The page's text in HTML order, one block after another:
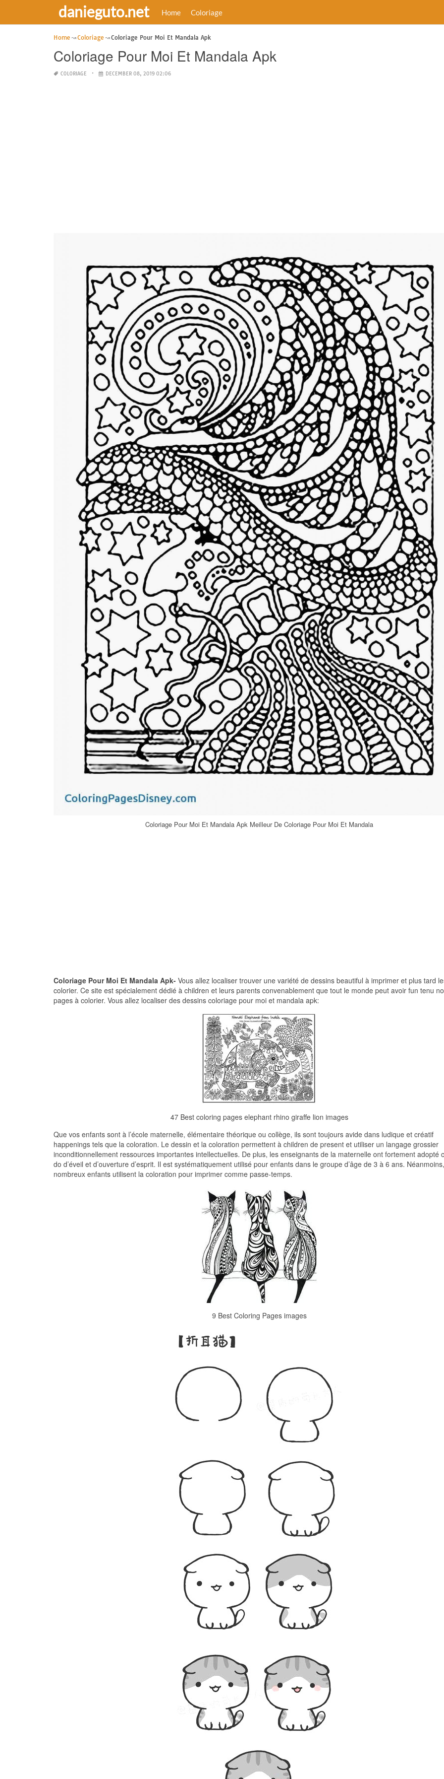
danieguto.net Home Coloriage
Home Coloriage Coloriage Pour Moi Et Mandala Apk
Coloriage Pour Moi Et Mandala Apk
COLORIAGE DECEMBER 08, 2019 02:06
Coloriage Pour Moi Et Mandala Apk Meilleur De Coloriage Pour Moi Et Mandala
Coloriage Pour Moi Et Mandala Apk- Vous allez localiser trouver une variété de dessins beautiful à imprimer et plus tard
colorier. Ce site est spécialement dédié à children et leurs parents convenablement que tout le monde peut avoir fun tenu
pages à colorier. Vous allez localiser des dessins coloriage pour moi et mandala apk:
47 Best coloring pages elephant rhino giraffe lion images
Que vos enfants sont à l’école maternelle, élémentaire théorique ou collège, ils sont toujours avide dans ludique et créatif
happenings tels que la coloration. Le dessin et la coloration permettent à children de present et utiliser un langage grossier
inconditionnellement ressources importantes intellectuelles. De plus, les enseignants de la maternelle ont fortement adopté
do d’éveil et d’ouverture d’esprit. Il est systématiquement utilisé pour enfants dans le groupe d’âge de 3 à 6 ans.
nombreux enfants utilisent la coloration pour imprimer comme passe-temps.
9 Best Coloring Pages images